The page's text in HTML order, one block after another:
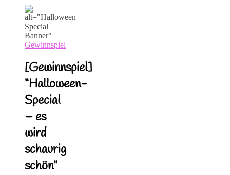
Gewinnspiel
[Gewinnspiel]
“Halloween-
Special
– es
wird
schaurig
schön”